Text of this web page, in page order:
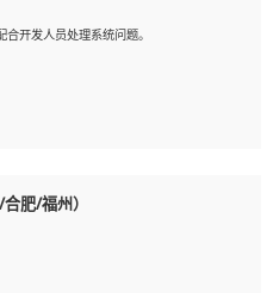
执行达成结果；熟练使用PPT、
有较强的文档编写能力，能独立撰写
的专业PPT文件进行展示。
开发人员处理系统问题。
肥/福州）